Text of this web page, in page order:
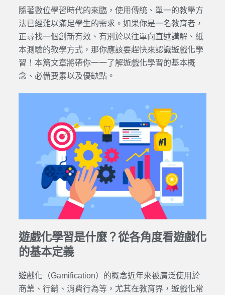
隨著數位學習時代的來臨，使用傳統、單一的教學方
法已經難以滿足學生的需求。如果你是一名教育者，
正尋找一個創新有效、有別於以往單向直述講解、紙
本測驗的教學方式，那你應該要趕快來認識遊戲化學
習！本篇文章將帶你一一了解遊戲化學習的基本概
念、必備要素以及優缺點。
遊戲化學習是什麼？從各角度看遊戲化
的基本定義
遊戲化（Gamification）的概念近年來被廣泛使用於
商業、行銷、消費行為等，尤其在教育界，遊戲化常